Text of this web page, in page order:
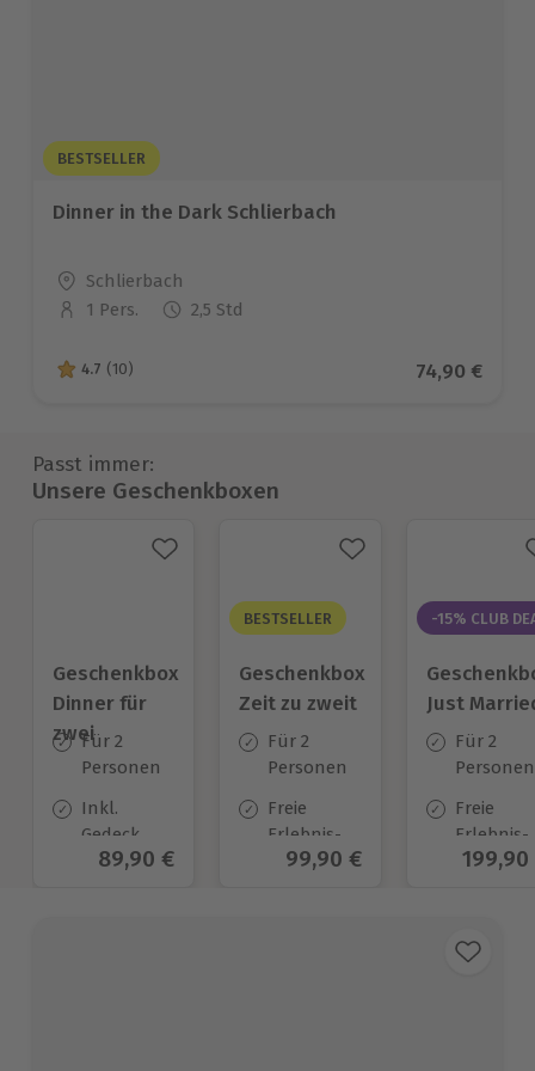
BESTSELLER
Dinner in the Dark Schlierbach
Standort
Schlierbach
Anzahl der Teilnehmer
1 Pers. 2,5 Std
4.7 von 5 Sternen basierend auf 10 Bewertungen
4.7 (10) Aktueller
74,90 €
Passt immer:
Unsere Geschenkboxen
Geschenkbox
Dinner für
zweiFür 2
Personen
Inkl.
Gedeck
und
Aktueller Preis
89,90 €
BESTSELLER
Geschenkbox
Zeit zu zweit
Für 2
Personen
Freie
Erlebnis-
Auswahl
Aktueller Preis
99,90 €
-15% CLUB
Just
Für 2
Personen
Freie
Erlebnis-
Auswahl
199,90